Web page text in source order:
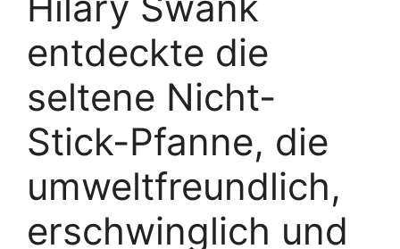
entdeckte die
seltene Nicht-
Stick-Pfanne, die
umweltfreundlich,
erschwinglich und